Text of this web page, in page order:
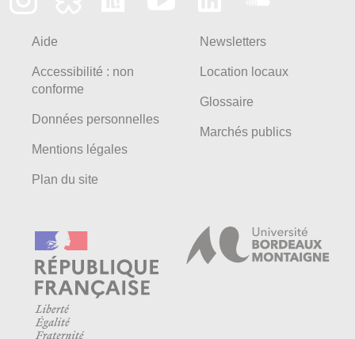
Aide
Accessibilité : non
conforme
Données personnelles
Mentions légales
Plan du site
Newsletters
Location locaux
Glossaire
Marchés publics